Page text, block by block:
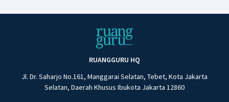
RUANGGURU HQ
Jl. Dr. Saharjo No.161, Manggarai Selatan, Tebet, Kota Jakarta
Selatan, Daerah Khusus Ibukota Jakarta 12860